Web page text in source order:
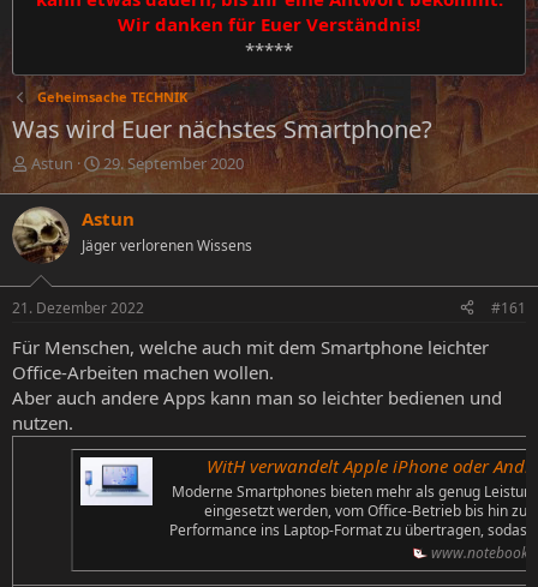
Wir danken für Euer Verständnis!
*****
Geheimsache TECHNIK
Was wird Euer nächstes Smartphone?
E
s
t
e
l
e
Astun
E
r
t
e
l
t
m
29. September 2020
Astun
Jäger verlorenen Wissens
21. Dezember 2022 #161
Für Menschen, welche auch mit dem Smartphone leichter
Office-Arbeiten machen wollen.
Aber auch andere Apps kann man so leichter bedienen und
nutzen.
WitH verwandelt Apple iPhone oder
Moderne Smartphones bieten mehr als genug
eingesetzt werden, vom Office-Betrieb bis hin
Performance ins Laptop-Format zu übertragen,